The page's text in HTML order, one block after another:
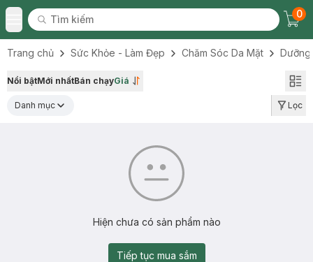
Toggle Menu
Tìm kiếm
Tìm kiếm
0
Trang chủ Sức Khỏe - Làm Đẹp Chăm Sóc Da Mặt Dưỡng
Nổi bậtMới nhấtBán chạyGiá
Danh mục Lọc
Hiện chưa có sản phẩm nào
Tiếp tục mua sắm